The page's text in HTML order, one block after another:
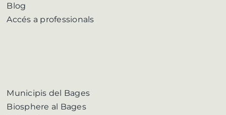
Blog
Accés a professionals
Municipis del Bages
Biosphere al Bages